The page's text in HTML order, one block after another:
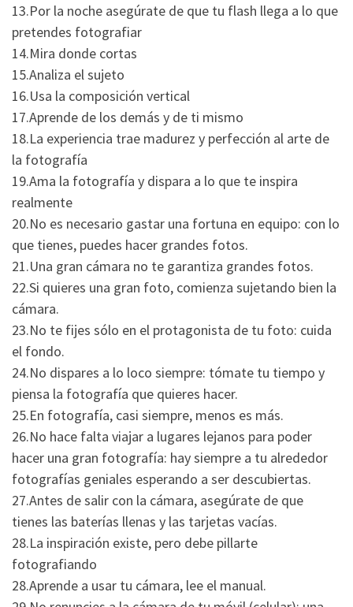
13.Por la noche asegúrate de que tu flash llega a lo que
pretendes fotografiar
14.Mira donde cortas
15.Analiza el sujeto
16.Usa la composición vertical
17.Aprende de los demás y de ti mismo
18.La experiencia trae madurez y perfección al arte de
la fotografía
19.Ama la fotografía y dispara a lo que te inspira
realmente
20.No es necesario gastar una fortuna en equipo: con lo
que tienes, puedes hacer grandes fotos.
21.Una gran cámara no te garantiza grandes fotos.
22.Si quieres una gran foto, comienza sujetando bien la
cámara.
23.No te fijes sólo en el protagonista de tu foto: cuida
el fondo.
24.No dispares a lo loco siempre: tómate tu tiempo y
piensa la fotografía que quieres hacer.
25.En fotografía, casi siempre, menos es más.
26.No hace falta viajar a lugares lejanos para poder
hacer una gran fotografía: hay siempre a tu alrededor
fotografías geniales esperando a ser descubiertas.
27.Antes de salir con la cámara, asegúrate de que
tienes las baterías llenas y las tarjetas vacías.
28.La inspiración existe, pero debe pillarte
fotografiando
28.Aprende a usar tu cámara, lee el manual.